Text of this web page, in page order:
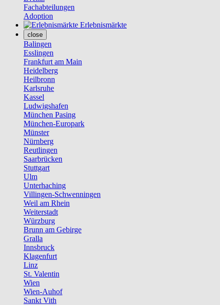
Fachabteilungen
Adoption
Erlebnismärkte
close
Balingen
Esslingen
Frankfurt am Main
Heidelberg
Heilbronn
Karlsruhe
Kassel
Ludwigshafen
München Pasing
München-Europark
Münster
Nürnberg
Reutlingen
Saarbrücken
Stuttgart
Ulm
Unterhaching
Villingen-Schwenningen
Weil am Rhein
Weiterstadt
Würzburg
Brunn am Gebirge
Gralla
Innsbruck
Klagenfurt
Linz
St. Valentin
Wien
Wien-Auhof
Sankt Vith